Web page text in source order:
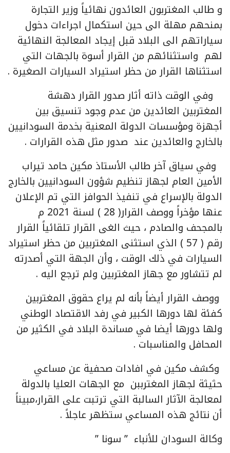
و طالب المغتربون العائدون نهائياً وزير التجارة
بمنحهم مهلة الى حين استكمال اجراءات دخول
سياراتهم الى البلاد قبل إيجاد المعالجة النهائية
لهم واستثنائهم من القرار أسوة بالجهات التي
استثناها القرار من حظر استيراد السيارات الصغيرة .
وفي الوقت ذاته أثار صدور القرار دهشة
المغتربين العائدين من عدم وجود تنسيق بين
أجهزة ومؤسسات الدولة المعنية بخدمة السودانيين
بالخارج والعائدين عند صدور مثل هذه القرارات .
وفي سياق آخر طالب الأستاذ مكين حامد تيراب
الأمين العام لجهاز تنظيم شؤون السودانيين بالخارج
الدولة بالإسراع في تنفيذ الحوافز التي تم الإعلان
عنها مؤخراً ووصف القرار( 28 ) لسنة 2021 م
بالمجحف والصادم ، حيث الغى القرار تلقائياً القرار
رقم ( 57 ) الذي استثنى المغتربين من حظر استيراد
السيارات في ذلك الوقت ، وأن الجهة التي أصدرته
لم تتشاور مع جهاز المغتربين ولم ترجع اليه .
ووصف القرار أيضاً بأنه لم يراع حقوق المغتربين
كفئة لها دورها الكبير في رفد الاقتصاد الوطني
ولها دورها أيضا في مساندة البلاد في الكثير من
المحافل والمناسبات .
وكشف مكين في افادات صحفية عن مساعي
حثيثة لجهاز المغترببن مع الجهات العليا بالدولة
لمعالجة الآثار السالبة التي ترتبت على القرار،مبيناً
أن نتائج هذه المساعي ستظهر عاجلاً .
وكالة السودان للأنباء ” سونا ”